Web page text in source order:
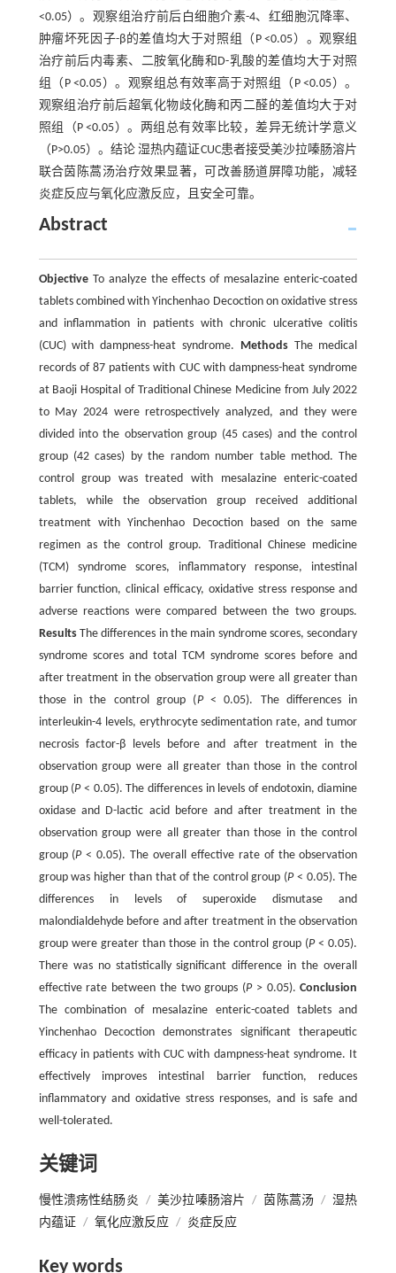
<0.05）。观察组治疗前后白细胞介素-4、红细胞沉降率、
肿瘤坏死因子-β的差值均大于对照组（P <0.05）。观察组
治疗前后内毒素、二胺氧化酶和D-乳酸的差值均大于对照
组（P <0.05）。观察组总有效率高于对照组（P <0.05）。
观察组治疗前后超氧化物歧化酶和丙二醛的差值均大于对
照组（P <0.05）。两组总有效率比较，差异无统计学意义
（P>0.05）。结论 湿热内蕴证CUC患者接受美沙拉嗪肠溶片
联合茵陈蒿汤治疗效果显著，可改善肠道屏障功能，减轻
炎症反应与氧化应激反应，且安全可靠。
Abstract
ObjectiveTo analyze the effects of mesalazine enteric-coated
tablets combined with Yinchenhao Decoction on oxidative stress
and inflammation in patients with chronic ulcerative colitis
(CUC) with dampness-heat syndrome.
MethodsThe medical
records of 87 patients with CUC with dampness-heat syndrome
at Baoji Hospital of Traditional Chinese Medicine from July 2022
to May 2024 were retrospectively analyzed, and they were
divided into the observation group (45 cases) and the control
group (42 cases) by the random number table method. The
control group was treated with mesalazine enteric-coated
tablets, while the observation group received additional
treatment with Yinchenhao Decoction based on the same
regimen as the control group. Traditional Chinese medicine
(TCM) syndrome scores, inflammatory response, intestinal
barrier function, clinical efficacy, oxidative stress response and
adverse reactions were compared between the two groups.
ResultsThe differences in the main syndrome scores, secondary
syndrome scores and total TCM syndrome scores before and
after treatment in the observation group were all greater than
those in the control group (P< 0.05). The differences in
interleukin-4 levels, erythrocyte sedimentation rate, and tumor
necrosis factor-β levels before and after treatment in the
observation group were all greater than those in the control
group (P< 0.05). The differences in levels of endotoxin, diamine
oxidase and D-lactic acid before and after treatment in the
observation group were all greater than those in the control
group (P< 0.05). The overall effective rate of the observation
group was higher than that of the control group (P< 0.05). The
differences in levels of superoxide dismutase and
malondialdehyde before and after treatment in the observation
group were greater than those in the control group (P< 0.05).
There was no statistically significant difference in the overall
effective rate between the two groups (P> 0.05).Conclusion
The combination of mesalazine enteric-coated tablets and
Yinchenhao Decoction demonstrates significant therapeutic
efficacy in patients with CUC with dampness-heat syndrome. It
effectively improves intestinal barrier function, reduces
inflammatory and oxidative stress responses, and is safe and
well-tolerated.
关键词
慢性溃疡性结肠炎 / 美沙拉嗪肠溶片 / 茵陈蒿汤 / 湿热
内蕴证 / 氧化应激反应 / 炎症反应
Key words